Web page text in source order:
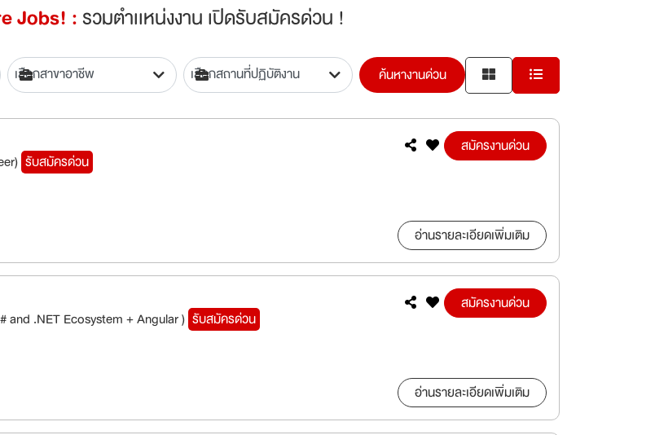
Jobs! :รวมตำเเหน่งงาน เปิดรับสมัครด่วน !
ค้นหางานด่วน
รับสมัครด่วน
สมัครงานด่วน
อ่านรายละเอียดเพิ่มเติม
and .NET Ecosystem + Angular ) รับสมัครด่วน
สมัครงานด่วน
อ่านรายละเอียดเพิ่มเติม